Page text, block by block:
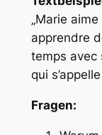
„Marie
apprendre
temps avec
qui
Fragen: